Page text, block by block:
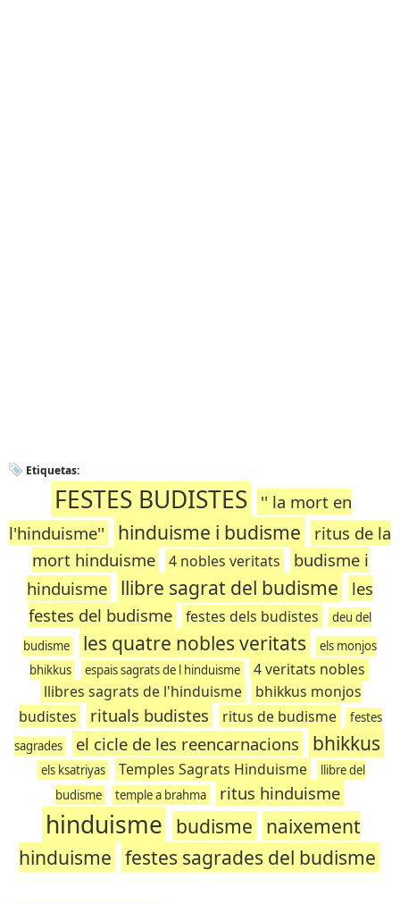
Etiquetas:
FESTES BUDISTES
'' la mort en
l'hinduisme''
hinduisme i budisme
ritus de la
mort hinduisme
4 nobles veritats
budisme i
hinduisme
llibre sagrat del budisme
les
festes del budisme
festes dels budistes
deu del
budisme
les quatre nobles veritats
els monjos
bhikkus
espais sagrats de l hinduisme
4 veritats nobles
llibres sagrats de l'hinduisme
bhikkus monjos
budistes
rituals budistes ritus de budisme
festes
sagrades
el cicle de les reencarnacions bhikkus
els ksatriyas Temples Sagrats Hinduisme
llibre del
budisme
temple a brahma ritus hinduisme
hinduisme budisme naixement
hinduisme festes sagrades del budisme